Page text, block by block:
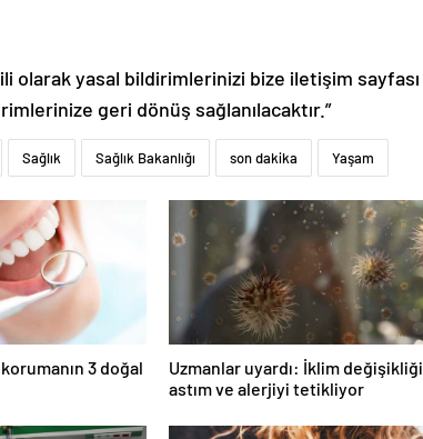
olarak yasal bildirimlerinizi bize iletişim sayfası
geri dönüş sağlanılacaktır.”
Sağlık Sağlık Bakanlığı son dakika Yaşam
korumanın 3 doğal
Uzmanlar uyardı: İklim değişikliği
astım ve alerjiyi tetikliyor